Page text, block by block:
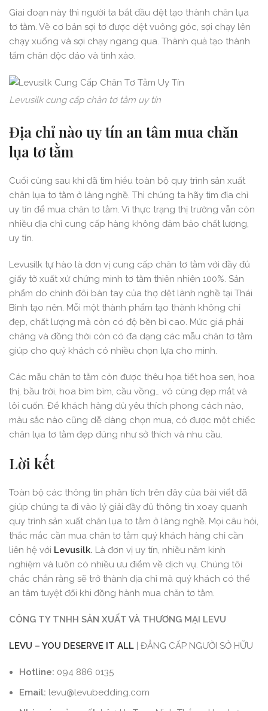
Giai đoạn này thì người ta bắt đầu dệt tạo thành chăn lụa
tơ tằm. Về cơ bản sợi tơ được dệt vuông góc, sợi chạy lên
chạy xuống và sợi chạy ngang qua. Thành quả tạo thành
tấm chăn độc đáo và tinh xảo.
Levusilk cung cấp chăn tơ tằm uy tín
Địa chỉ nào uy tín an tâm mua chăn
lụa tơ tằm
Cuối cùng sau khi đã tìm hiểu toàn bộ quy trình sản xuất
chăn lụa tơ tằm ở làng nghề. Thì chúng ta hãy tìm địa chỉ
uy tín để mua chăn tơ tằm. Vì thực trạng thị trường vẫn còn
nhiều địa chỉ cung cấp hàng không đảm bảo chất lượng,
uy tín.
Levusilk tự hào là đơn vị cung cấp chăn tơ tằm với đầy đủ
giấy tờ xuất xứ chứng minh tơ tằm thiên nhiên 100%. Sản
phẩm do chính đôi bàn tay của thợ dệt lành nghề tại Thái
Bình tạo nên. Mỗi một thành phẩm tạo thành không chỉ
đẹp, chất lượng mà còn có độ bền bỉ cao. Mức giá phải
chăng và đồng thời còn có đa dạng các mẫu chăn tơ tằm
giúp cho quý khách có nhiều chọn lựa cho mình.
Các mẫu chăn tơ tằm còn được thêu họa tiết hoa sen, hoa
thị, bầu trời, hoa bìm bìm, cầu vồng… vô cùng đẹp mắt và
lôi cuốn. Để khách hàng dù yêu thích phong cách nào,
màu sắc nào cũng dễ dàng chọn mua, có được một chiếc
chăn lụa tơ tằm đẹp đúng như sở thích và nhu cầu.
Lời kết
Toàn bộ các thông tin phân tích trên đây của bài viết đã
giúp chúng ta đi vào lý giải đầy đủ thông tin xoay quanh
quy trình sản xuất chăn lụa tơ tằm ở làng nghề. Mọi câu hỏi,
thắc mắc cần mua chăn tơ tằm quý khách hàng chỉ cần
liên hệ với Levusilk. Là đơn vị uy tín, nhiều năm kinh
nghiệm và luôn có nhiều ưu điểm về dịch vụ. Chúng tôi
chắc chắn rằng sẽ trở thành địa chỉ mà quý khách có thể
an tâm tuyệt đối khi đồng hành mua chăn tơ tằm.
CÔNG TY TNHH SẢN XUẤT VÀ THƯƠNG MẠI LEVU
LEVU – YOU DESERVE IT ALL | ĐẲNG CẤP NGƯỜI SỞ HỮU
Hotline: 094 886 0135
Email: levu@levubedding.com